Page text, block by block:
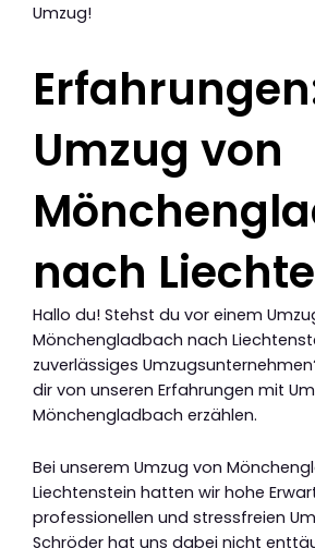
Umzug!
Umzug von
nach
Hallo du! Stehst du vor einem
Mönchengladbach nach
zuverlässiges
dir von unseren Erfahrungen mit
Mönchengladbach erzählen.
Bei unserem Umzug von
Liechtenstein hatten wir hohe
professionellen und stressfreien
Schröder hat uns dabei nicht